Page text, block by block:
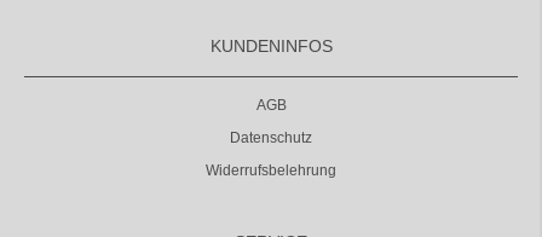
KUNDENINFOS
AGB
Datenschutz
Widerrufsbelehrung